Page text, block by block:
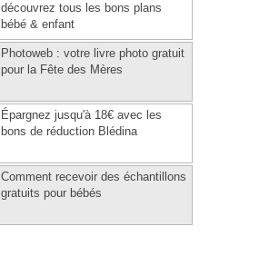
découvrez tous les bons plans
bébé & enfant
Photoweb : votre livre photo gratuit
pour la Fête des Mères
Épargnez jusqu'à 18€ avec les
bons de réduction Blédina
Comment recevoir des échantillons
gratuits pour bébés